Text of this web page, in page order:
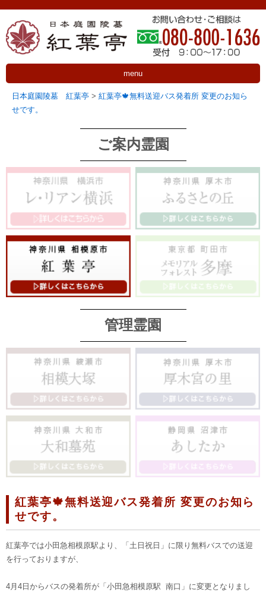
menu
日本庭園陵墓 紅葉亭 > 紅葉亭🍁無料送迎バス発着所 変更のお知ら
せです。
ご案内霊園
管理霊園
紅葉亭🍁無料送迎バス発着所 変更のお知ら
せです。
紅葉亭では小田急相模原駅より、「土日祝日」に限り無料バスでの送迎
を行っておりますが、
4月4日からバスの発着所が「小田急相模原駅 南口」に変更となりまし